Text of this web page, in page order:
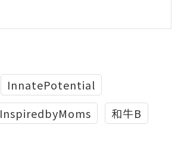
InnatePotential
InspiredbyMoms
和牛B